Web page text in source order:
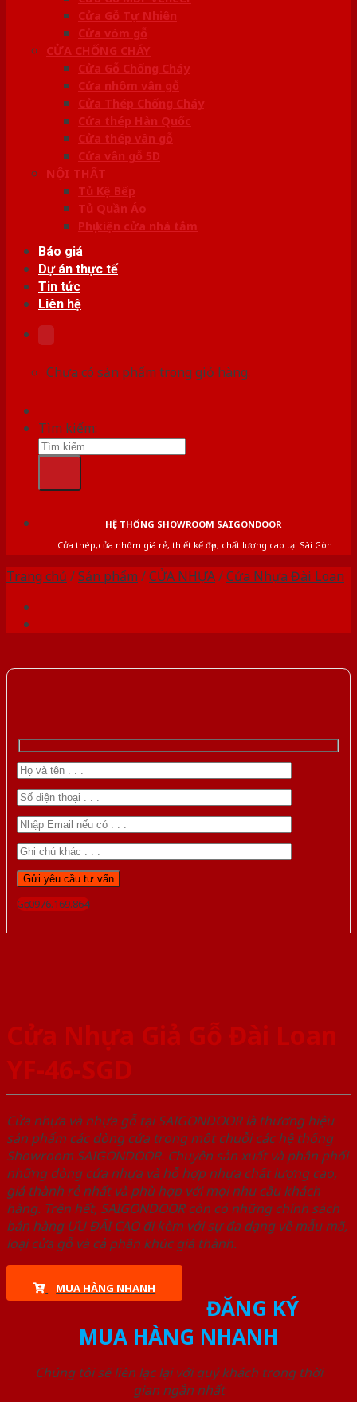
Cửa Gỗ Tự Nhiên
Cửa vòm gỗ
CỬA CHỐNG CHÁY
Cửa Gỗ Chống Cháy
Cửa nhôm vân gỗ
Cửa Thép Chống Cháy
Cửa thép Hàn Quốc
Cửa thép vân gỗ
Cửa vân gỗ 5D
NỘI THẤT
Tủ Kệ Bếp
Tủ Quần Áo
Phụ kiện cửa nhà tắm
Báo giá
Dự án thực tế
Tin tức
Liên hệ
Chưa có sản phẩm trong giỏ hàng.
Tìm kiếm:
HỆ THỐNG SHOWROOM SAIGONDOOR
Cửa thép,cửa nhôm giá rẻ, thiết kế đẹp, chất lượng cao tại Sài Gòn
Trang chủ /Sản phẩm /CỬA NHỰA/Cửa Nhựa Đài Loan
Gọi 0976.169.864
Cửa Nhựa Giả Gỗ Đài Loan
YF-46-SGD
Cửa nhựa và nhựa gỗ tại SAIGONDOOR là thương hiệu
sản phẩm các dòng cửa trong một chuỗi các hệ thống
Showroom SAIGONDOOR. Chuyên sản xuất và phân phối
những dòng cửa nhựa và hỗ hợp nhựa chất lượng cao,
giá thành rẻ nhất và phù hợp với mọi nhu cầu khách
hàng. Trên hết, SAIGONDOOR còn có những chính sách
bán hàng ƯU ĐÃI CAO đi kèm với sự đa dạng về mẫu mã,
loại cửa gỗ và cả phân khúc giá thành.
MUA HÀNG NHANH
ĐĂNG KÝ
MUA HÀNG NHANH
Chúng tôi sẽ liên lạc lại với quý khách trong thời
gian ngắn nhất